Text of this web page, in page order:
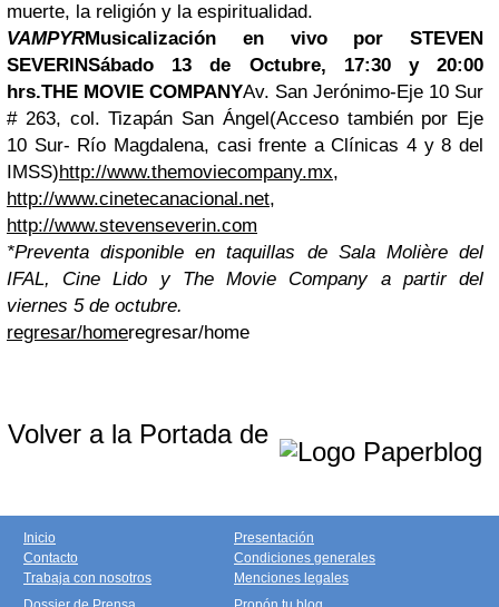
muerte, la religión y la espiritualidad.
VAMPYRMusicalización en vivo por STEVEN
SEVERINSábado 13 de Octubre, 17:30 y 20:00
hrs.THE MOVIE COMPANYAv. San Jerónimo-Eje 10 Sur
# 263, col. Tizapán San Ángel(Acceso también por Eje
10 Sur- Río Magdalena, casi frente a Clínicas 4 y 8 del
IMSS)http://www.themoviecompany.mx,
http://www.cinetecanacional.net,
http://www.stevenseverin.com
*Preventa disponible en taquillas de Sala Molière del
IFAL, Cine Lido y The Movie Company a partir del
viernes 5 de octubre.
regresar/homeregresar/home
Volver a la Portada de
Inicio
Contacto
Trabaja con nosotros
Presentación
Condiciones generales
Menciones legales